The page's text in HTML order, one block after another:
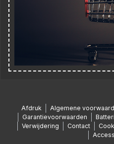
Afdruk Algemene
Garantievoorwaarden
Verwijdering
Contact